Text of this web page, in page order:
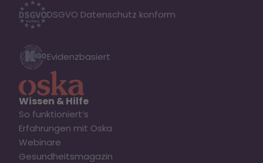
DSGVO Datenschutz konform
Evidenzbasiert
Wissen & Hilfe
So funktioniert’s
Erfahrungen mit Oska
Webinare
Gesundheitsmagazin